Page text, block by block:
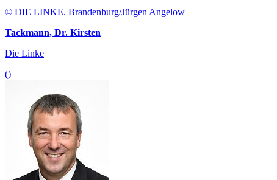
© DIE LINKE. Brandenburg/Jürgen Angelow
Tackmann, Dr. Kirsten
Die Linke
()